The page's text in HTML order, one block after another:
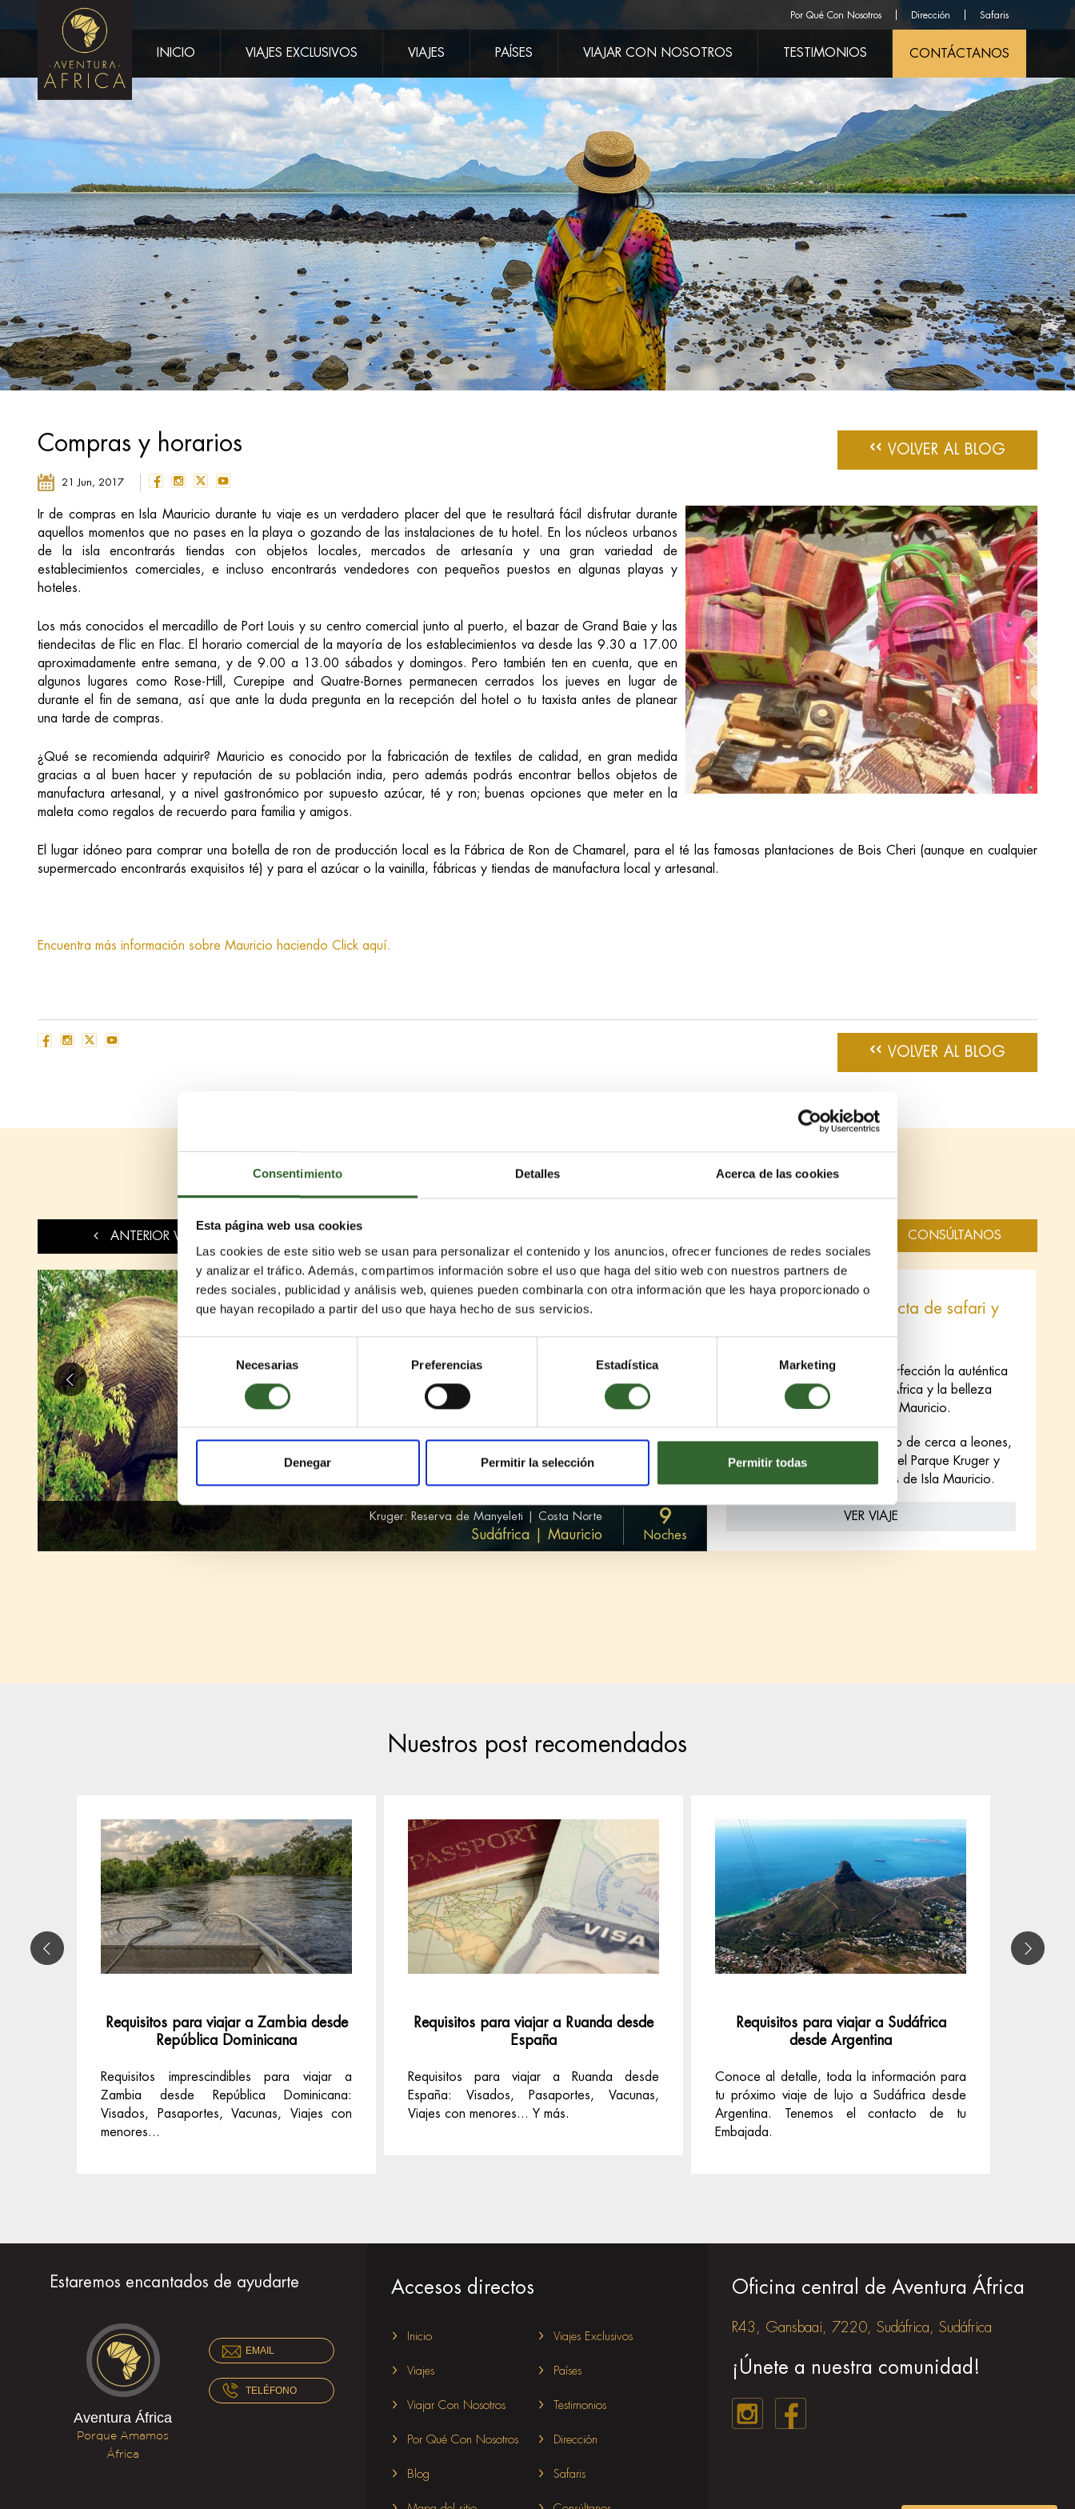
Consentimiento Detalles Acerca de las cookies
Esta página web usa cookies
Las cookies de este sitio web se usan para personalizar el contenido y los anuncios, ofrecer funciones de redes sociales
y analizar el tráfico. Además, compartimos información sobre el uso que haga del sitio web con nuestros partners de
redes sociales, publicidad y análisis web, quienes pueden combinarla con otra información que les haya proporcionado o
que hayan recopilado a partir del uso que haya hecho de sus servicios.
Selección
de
consentimiento
Necesarias Preferencias Estadística Marketing
Denegar Permitir la selección Permitir todas
Por Qué Con Nosotros Dirección Safaris
INICIO VIAJES EXCLUSIVOS VIAJES PAÍSES VIAJAR CON NOSOTROS TESTIMONIOS CONTÁCTANOS
Compras y horarios
21 Jun, 2017
‹‹ VOLVER AL BLOG
Ir de compras en Isla Mauricio durante tu viaje es un verdadero placer del que te resultará fácil disfrutar durante
aquellos momentos que no pases en la playa o gozando de las instalaciones de tu hotel. En los núcleos urbanos
de la isla encontrarás tiendas con objetos locales, mercados de artesanía y una gran variedad de
establecimientos comerciales, e incluso encontrarás vendedores con pequeños puestos en algunas playas y
hoteles.
Los más conocidos el mercadillo de Port Louis y su centro comercial junto al puerto, el bazar de Grand Baie y las
tiendecitas de Flic en Flac. El horario comercial de la mayoría de los establecimientos va desde las 9.30 a 17.00
aproximadamente entre semana, y de 9.00 a 13.00 sábados y domingos. Pero también ten en cuenta, que en
algunos lugares como Rose-Hill, Curepipe and Quatre-Bornes permanecen cerrados los jueves en lugar de
durante el fin de semana, así que ante la duda pregunta en la recepción del hotel o tu taxista antes de planear
una tarde de compras.
¿Qué se recomienda adquirir? Mauricio es conocido por la fabricación de textiles de calidad, en gran medida
gracias a al buen hacer y reputación de su población india, pero además podrás encontrar bellos objetos de
manufactura artesanal, y a nivel gastronómico por supuesto azúcar, té y ron; buenas opciones que meter en la
maleta como regalos de recuerdo para familia y amigos.
El lugar idóneo para comprar una botella de ron de producción local es la Fábrica de Ron de Chamarel, para el té las famosas plantaciones de Bois Cheri (aunque en cualquier
supermercado encontrarás exquisitos té) y para el azúcar o la vainilla, fábricas y tiendas de manufactura local y artesanal.
Encuentra más información sobre Mauricio haciendo Click aquí.
‹‹ VOLVER AL BLOG
Viajes Relacionados
ANTERIOR VIAJE CONSÚLTANOS
La combinación perfecta de safari y
Un viaje que combina a la perfección la auténtica
experiencia de Safari en África y la belleza
paradisiaca de Isla Mauricio.
Descubre qué se siente viendo de cerca a leones,
elefantes y rinocerontes en el Parque Kruger y
descansando en las playas de Isla Mauricio.
VER VIAJE
9
Noches
Kruger: Reserva de Manyeleti | Costa Norte
Sudáfrica | Mauricio
Nuestros post recomendados
Requisitos para viajar a Zambia desde
República Dominicana
Requisitos imprescindibles para viajar a
Zambia desde República Dominicana:
Visados, Pasaportes, Vacunas, Viajes con
menores...
Requisitos para viajar a Ruanda desde
España
Requisitos para viajar a Ruanda desde
España: Visados, Pasaportes, Vacunas,
Viajes con menores... Y más.
Requisitos para viajar a Sudáfrica
desde Argentina
Conoce al detalle, toda la información para
tu próximo viaje de lujo a Sudáfrica desde
Argentina. Tenemos el contacto de tu
Embajada.
Estaremos encantados de ayudarte
Aventura África
Porque Amamos
África
EMAIL
TELÉFONO
Accesos directos
Inicio Viajes Exclusivos
Viajes Países
Viajar Con Nosotros Testimonios
Por Qué Con Nosotros Dirección
Blog Safaris
Oficina central de Aventura África
R43, Gansbaai, 7220, Sudáfrica, Sudáfrica
¡Únete a nuestra comunidad!